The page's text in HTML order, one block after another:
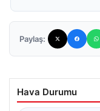
Paylaş:
Hava Durumu